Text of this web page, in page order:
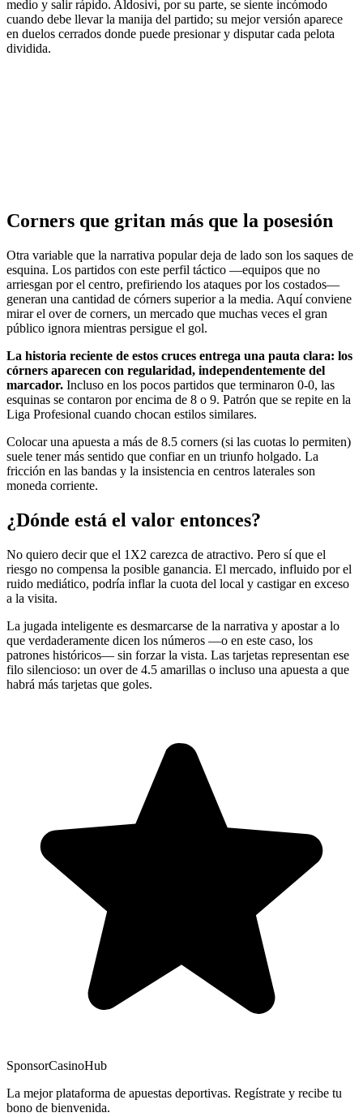
medio y salir rápido. Aldosivi, por su parte, se siente incómodo
cuando debe llevar la manija del partido; su mejor versión aparece
en duelos cerrados donde puede presionar y disputar cada pelota
dividida.
Corners que gritan más que la posesión
Otra variable que la narrativa popular deja de lado son los saques de
esquina. Los partidos con este perfil táctico —equipos que no
arriesgan por el centro, prefiriendo los ataques por los costados—
generan una cantidad de córners superior a la media. Aquí conviene
mirar el over de corners, un mercado que muchas veces el gran
público ignora mientras persigue el gol.
La historia reciente de estos cruces entrega una pauta clara: los
córners aparecen con regularidad, independentemente del
marcador. Incluso en los pocos partidos que terminaron 0-0, las
esquinas se contaron por encima de 8 o 9. Patrón que se repite en la
Liga Profesional cuando chocan estilos similares.
Colocar una apuesta a más de 8.5 corners (si las cuotas lo permiten)
suele tener más sentido que confiar en un triunfo holgado. La
fricción en las bandas y la insistencia en centros laterales son
moneda corriente.
¿Dónde está el valor entonces?
No quiero decir que el 1X2 carezca de atractivo. Pero sí que el
riesgo no compensa la posible ganancia. El mercado, influido por el
ruido mediático, podría inflar la cuota del local y castigar en exceso
a la visita.
La jugada inteligente es desmarcarse de la narrativa y apostar a lo
que verdaderamente dicen los números —o en este caso, los
patrones históricos— sin forzar la vista. Las tarjetas representan ese
filo silencioso: un over de 4.5 amarillas o incluso una apuesta a que
habrá más tarjetas que goles.
SponsorCasinoHub
La mejor plataforma de apuestas deportivas. Regístrate y recibe tu
bono de bienvenida.